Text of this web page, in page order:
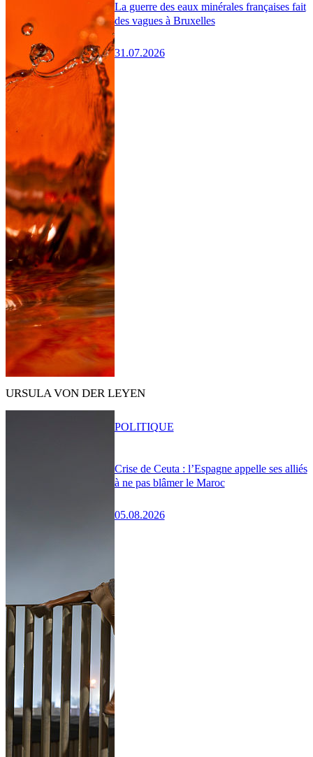
La guerre des eaux minérales françaises fait
des vagues à Bruxelles
31.07.2026
URSULA VON DER LEYEN
Crise de Ceuta : l’Espagne appelle ses alliés
à ne pas blâmer le Maroc
05.08.2026
POLITIQUE